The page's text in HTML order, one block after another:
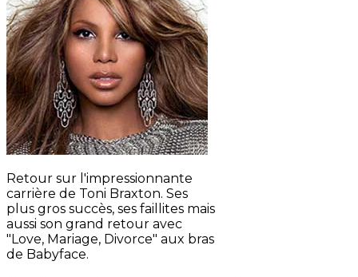
Retour sur l'impressionnante
carrière de Toni Braxton. Ses
plus gros succès, ses faillites mais
aussi son grand retour avec
"Love, Mariage, Divorce" aux bras
de Babyface.